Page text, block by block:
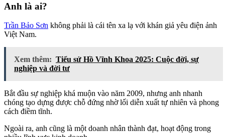
Anh là ai?
Trần Bảo Sơn không phải là cái tên xa lạ với khán giả yêu điện ảnh
Việt Nam.
Xem thêm: Tiểu sử Hồ Vĩnh Khoa 2025: Cuộc đời, sự
nghiệp và đời tư
Bắt đầu sự nghiệp khá muộn vào năm 2009, nhưng anh nhanh
chóng tạo dựng được chỗ đứng nhờ lối diễn xuất tự nhiên và phong
cách điềm tĩnh.
Ngoài ra, anh cũng là một doanh nhân thành đạt, hoạt động trong